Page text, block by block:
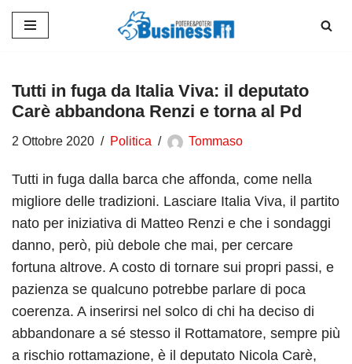
contenuto
Tutti in fuga da Italia Viva: il deputato
Carè abbandona Renzi e torna al Pd
2 Ottobre 2020 Politica Tommaso
Tutti in fuga dalla barca che affonda, come nella
migliore delle tradizioni. Lasciare Italia Viva, il partito
nato per iniziativa di Matteo Renzi e che i sondaggi
danno, però, più debole che mai, per cercare
fortuna altrove. A costo di tornare sui propri passi, e
pazienza se qualcuno potrebbe parlare di poca
coerenza. A inserirsi nel solco di chi ha deciso di
abbandonare a sé stesso il Rottamatore, sempre più
a rischio rottamazione, è il deputato Nicola Carè,